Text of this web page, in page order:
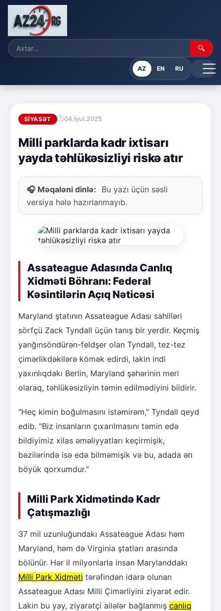
🔍
AZ EN RU
SIYASƏT 04.İyul.2025
Milli parklarda kadr ixtisarı
yayda təhlükəsizliyi riskə atır
🎧 Məqaləni dinlə:
Bu yazı üçün səsli
versiya hələ hazırlanmayıb.
Assateague Adasında Canlıq
Xidməti Böhranı: Federal
Kəsintilərin Açıq Nəticəsi
Maryland ştatının Assateague Adası sahilləri
sörfçü Zack Tyndall üçün tanış bir yerdir. Keçmiş
yanğınsöndürən-feldşer olan Tyndall, tez-tez
çimərlikdəkilərə kömək edirdi, lakin indi
yaxınlıqdakı Berlin, Maryland şəhərinin meri
olaraq, təhlükəsizliyin təmin edilmədiyini bildirir.
"Heç kimin boğulmasını istəmirəm," Tyndall qeyd
edib. "Biz insanların çıxarılmasını təmin edə
bildiyimiz xilas əməliyyatları keçirmişik,
bəzilərində isə edə bilməmişik və bu, adada ən
böyük qorxumdur."
Milli Park Xidmətində Kadr
Çatışmazlığı
37 mil uzunluğundakı Assateague Adası həm
Maryland, həm də Virginia ştatları arasında
bölünür. Hər il milyonlarla insan Marylanddakı
Milli Park Xidməti tərəfindən idarə olunan
Assateague Adası Milli Çimərliyini ziyarət edir.
Lakin bu yay, ziyarətçi ailələr bağlanmış canlıq